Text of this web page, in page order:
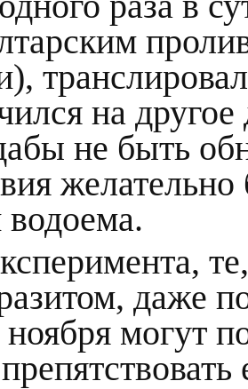
на
не быть
даже
ноября могут